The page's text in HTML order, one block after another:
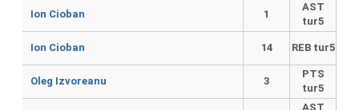
Ion Cioban 1
AST
tur5
Ion Cioban 14 REB tur5
Oleg Izvoreanu 3
PTS
tur5
AST